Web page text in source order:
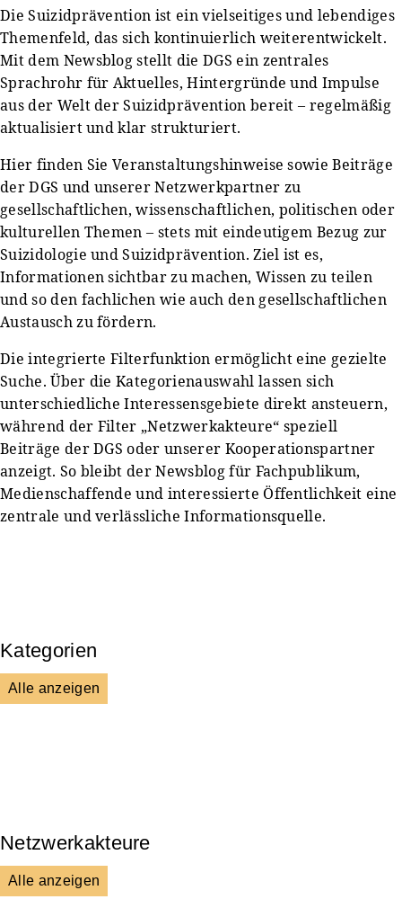
Die Suizidprävention ist ein vielseitiges und lebendiges
Themenfeld, das sich kontinuierlich weiterentwickelt.
Mit dem Newsblog stellt die DGS ein zentrales
Sprachrohr für Aktuelles, Hintergründe und Impulse
aus der Welt der Suizidprävention bereit – regelmäßig
aktualisiert und klar strukturiert.
Hier finden Sie Veranstaltungshinweise sowie Beiträge
der DGS und unserer Netzwerkpartner zu
gesellschaftlichen, wissenschaftlichen, politischen oder
kulturellen Themen – stets mit eindeutigem Bezug zur
Suizidologie und Suizidprävention. Ziel ist es,
Informationen sichtbar zu machen, Wissen zu teilen
und so den fachlichen wie auch den gesellschaftlichen
Austausch zu fördern.
Die integrierte Filterfunktion ermöglicht eine gezielte
Suche. Über die Kategorienauswahl lassen sich
unterschiedliche Interessensgebiete direkt ansteuern,
während der Filter „Netzwerkakteure“ speziell
Beiträge der DGS oder unserer Kooperationspartner
anzeigt. So bleibt der Newsblog für Fachpublikum,
Medienschaffende und interessierte Öffentlichkeit eine
zentrale und verlässliche Informationsquelle.
Kategorien
Alle anzeigen
Netzwerkakteure
Alle anzeigen